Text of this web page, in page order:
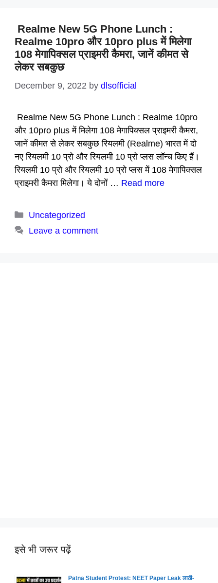
Realme New 5G Phone Lunch :
Realme 10pro और 10pro plus में मिलेगा
108 मेगापिक्सल प्राइमरी कैमरा, जानें कीमत से
लेकर सबकुछ
December 9, 2022 by dlsofficial
Realme New 5G Phone Lunch : Realme 10pro
और 10pro plus में मिलेगा 108 मेगापिक्सल प्राइमरी कैमरा,
जानें कीमत से लेकर सबकुछ रियलमी (Realme) भारत में दो
नए रियलमी 10 प्रो और रियलमी 10 प्रो प्लस लॉन्च किए हैं।
रियलमी 10 प्रो और रियलमी 10 प्रो प्लस में 108 मेगापिक्सल
प्राइमरी कैमरा मिलेगा। ये दोनों … Read more
Categories
Uncategorized
Leave a comment
इसे भी जरूर पढ़ें
Patna Student Protest: NEET Paper Leak लाठी-